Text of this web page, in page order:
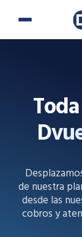
contenido
de nuestra
desde las
cobros y